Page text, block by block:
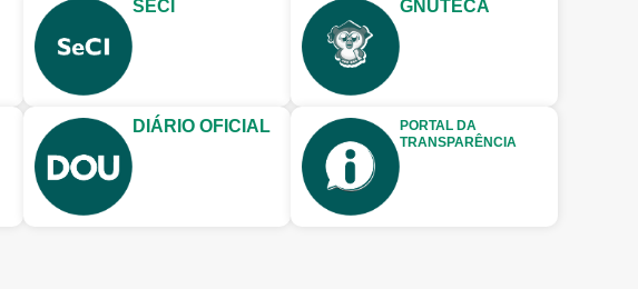
SECI GNUTECA
DIÁRIO OFICIAL
PORTAL DA
TRANSPARÊNCIA